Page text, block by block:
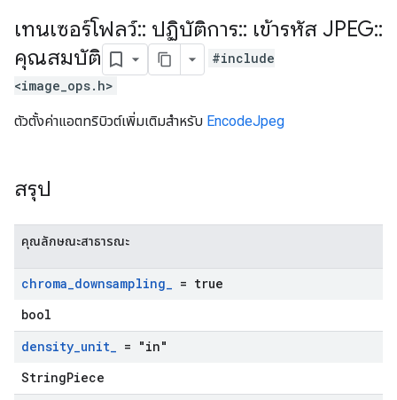
เทนเซอร์โฟลว์:: ปฏิบัติการ:: เข้ารหัส JPEG::
คุณสมบัติ
#include
<image_ops.h>
ตัวตั้งค่าแอตทริบิวต์เพิ่มเติมสำหรับ EncodeJpeg
สรุป
คุณลักษณะสาธารณะ
chroma_downsampling_ = true
bool
density_unit_ = "in"
StringPiece